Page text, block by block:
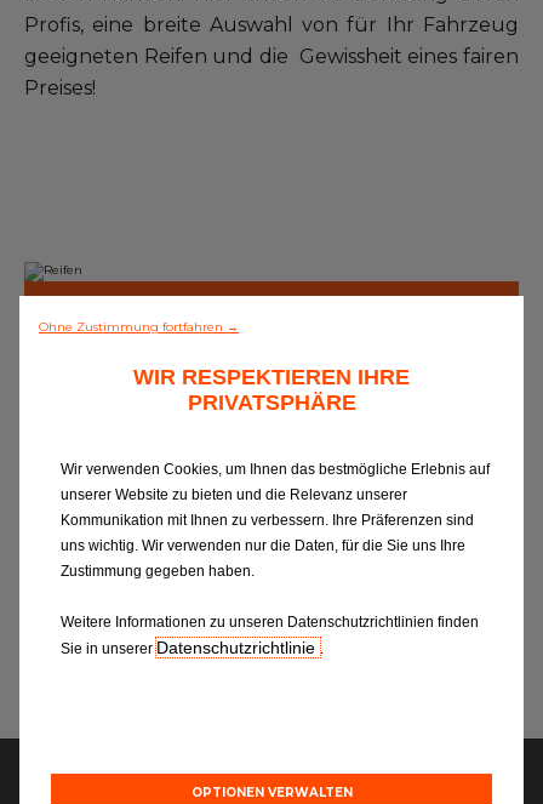
Profis, eine breite Auswahl von für Ihr Fahrzeug
geeigneten Reifen und die Gewissheit eines fairen
Preises!
Expertenratgeber
Ihrer Reifen.
bei kalten
Sie
Fahren mit hoher Beladung
entsprechend den
Herstelleranweisungen. Dies
gleicht das Eindrücken der Reifen
aus und verhindert eine zu starke
Verformung der Flanken und der
Lauffläche.
Ihre Fragen
Ohne Zustimmung fortfahren →
WIR RESPEKTIEREN IHRE
PRIVATSPHÄRE
Wir verwenden Cookies, um Ihnen das bestmögliche Erlebnis auf
unserer Website zu bieten und die Relevanz unserer
Kommunikation mit Ihnen zu verbessern. Ihre Präferenzen sind
uns wichtig. Wir verwenden nur die Daten, für die Sie uns Ihre
Zustimmung gegeben haben.
Weitere Informationen zu unseren Datenschutzrichtlinien finden
Sie in unsererDatenschutzrichtlinie .
OPTIONEN VERWALTEN